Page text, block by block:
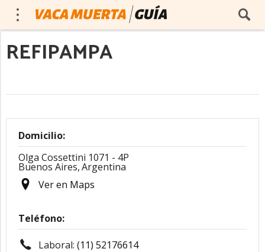
REFIPAMPA
Domicilio:
Olga Cossettini 1071 - 4P
Buenos Aires,Argentina
Ver en Maps
Teléfono:
Laboral: (11) 52176614